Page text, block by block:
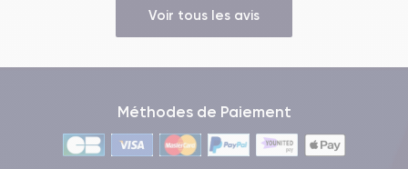
Voir tous les avis
Méthodes de Paiement